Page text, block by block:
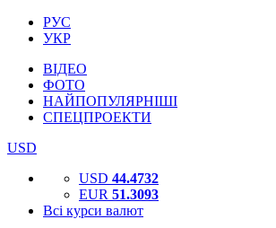
РУС
УКР
ВІДЕО
ФОТО
НАЙПОПУЛЯРНІШІ
СПЕЦПРОЕКТИ
USD
USD 44.4732
EUR 51.3093
Всі курси валют